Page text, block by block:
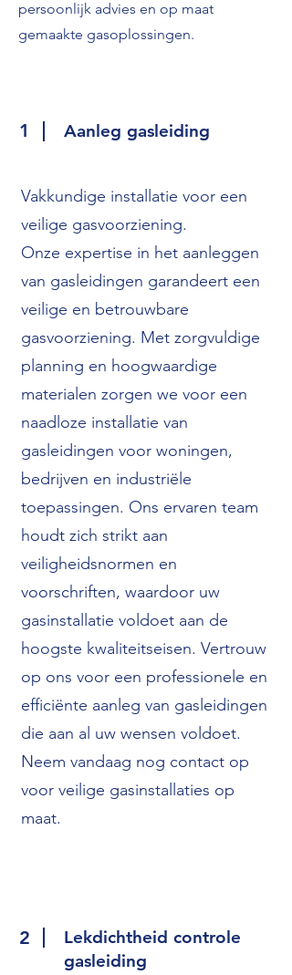
persoonlijk advies en op maat
gemaakte gasoplossingen.
1 Aanleg gasleiding
Vakkundige installatie voor een
veilige gasvoorziening.
Onze expertise in het aanleggen
van gasleidingen garandeert een
veilige en betrouwbare
gasvoorziening. Met zorgvuldige
planning en hoogwaardige
materialen zorgen we voor een
naadloze installatie van
gasleidingen voor woningen,
bedrijven en industriële
toepassingen. Ons ervaren team
houdt zich strikt aan
veiligheidsnormen en
voorschriften, waardoor uw
gasinstallatie voldoet aan de
hoogste kwaliteitseisen. Vertrouw
op ons voor een professionele en
efficiënte aanleg van gasleidingen
die aan al uw wensen voldoet.
Neem vandaag nog contact op
voor veilige gasinstallaties op
maat.
2
Lekdichtheid controle
gasleiding